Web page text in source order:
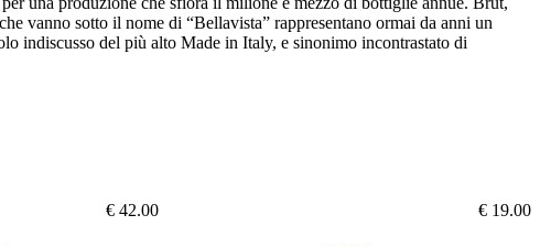
vanno sotto il nome di “Bellavista” rappresentano ormai da anni un
indiscusso del più alto Made in Italy, e sinonimo incontrastato di
€ 42.00 € 19.00